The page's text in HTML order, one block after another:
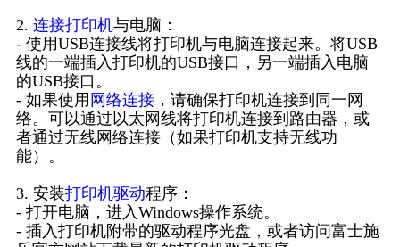
2. 连接打印机与电脑：
- 使用USB连接线将打印机与电脑连接起来。将USB
线的一端插入打印机的USB接口，另一端插入电脑
的USB接口。
- 如果使用 网络连接，请确保打印机连接到同一网
络。可以通过以太网线将打印机连接到路由器，或
者通过无线网络连接（如果打印机支持无线功
能）。
3. 安装打印机驱动程序：
- 打开电脑，进入Windows操作系统。
- 插入打印机附带的驱动程序光盘，或者访问富士施